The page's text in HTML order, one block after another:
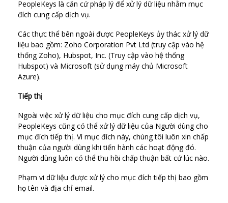
PeopleKeys là căn cứ pháp lý để xử lý dữ liệu nhằm mục
đích cung cấp dịch vụ.
Các thực thể bên ngoài được PeopleKeys ủy thác xử lý dữ
liệu bao gồm: Zoho Corporation Pvt Ltd (truy cập vào hệ
thống Zoho), Hubspot, Inc. (Truy cập vào hệ thống
Hubspot) và Microsoft (sử dụng máy chủ Microsoft
Azure).
Tiếp thị
Ngoài việc xử lý dữ liệu cho mục đích cung cấp dịch vụ,
PeopleKeys cũng có thể xử lý dữ liệu của Người dùng cho
mục đích tiếp thị. Vì mục đích này, chúng tôi luôn xin chấp
thuận của người dùng khi tiến hành các hoạt động đó.
Người dùng luôn có thể thu hồi chấp thuận bất cứ lúc nào.
Phạm vi dữ liệu được xử lý cho mục đích tiếp thị bao gồm
họ tên và địa chỉ email.